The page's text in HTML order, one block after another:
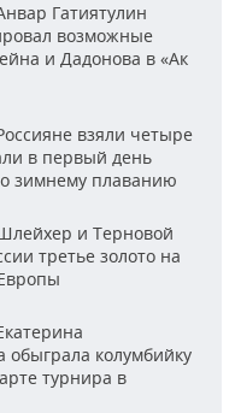
Гатиятулин
возможные
и Дадонова в «Ак
взяли четыре
в первый день
зимнему плаванию
и Терновой
третье золото на
обыграла колумбийку
турнира в